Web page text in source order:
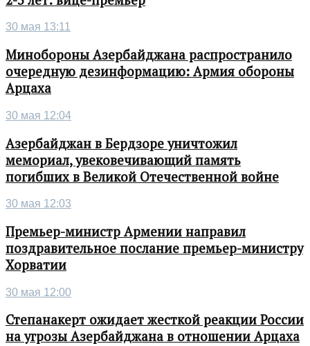
30 мая 13:11
Минобороны Азербайджана распространило
очередную дезинформацию: Армия обороны
Арцаха
30 мая 12:04
Азербайджан в Бердзоре уничтожил
мемориал, увековечивающий память
погибших в Великой Отечественной войне
30 мая 12:03
Премьер-министр Армении направил
поздравительное послание премьер-министру
Хорватии
30 мая 12:00
Степанакерт ожидает жесткой реакции России
на угрозы Азербайджана в отношении Арцаха